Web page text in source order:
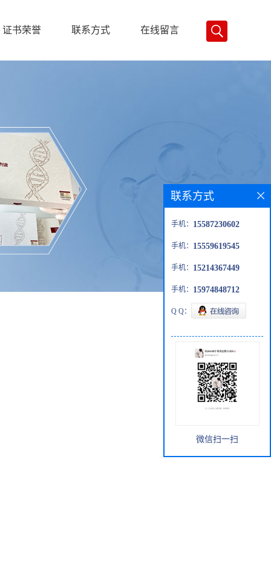
证书荣誉 联系方式 在线留言
联系方式
手机： 15587230602
手机： 15559619545
手机： 15214367449
手机： 15974848712
Q Q：
微信扫一扫